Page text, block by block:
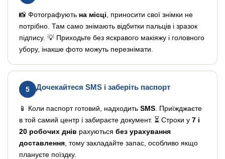
📸 Фотографують на місці , приносити свої знімки не
потрібно. Там само знімають відбитки пальців і зразок
підпису. 💡 Приходьте без яскравого макіяжу і головного
убору, інакше фото можуть перезнімати.
5 Дочекайтеся SMS і заберіть паспорт
📱 Коли паспорт готовий, надходить SMS . Приїжджаєте
в той самий центр і забираєте документ. ⏳ Строки у 7 і
20 робочих днів рахуються без урахування
доставлення , тому закладайте запас, особливо якщо
плануєте поїздку.